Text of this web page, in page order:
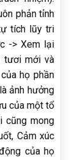
phản tỉnh
tích lũy tri
-> Xem lại
tươi mới và
họ phần
ảnh hưởng
của một tổ
cũng mong
Cảm xúc
của họ